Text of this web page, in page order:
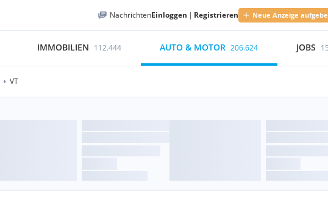
NachrichtenEinloggen | Registrieren Neue Anzeige
IMMOBILIEN 112.444 AUTO & MOTOR 206.624 JOBS
VT